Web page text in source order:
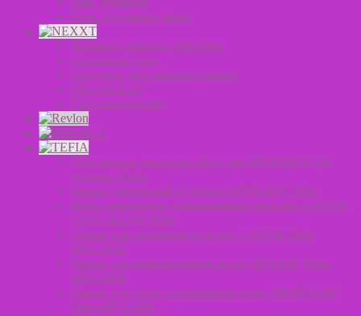
Color Depositing Mask
Пигмент прямого действия
Салонный уход
Средства для стайлинга волос
Уход NEXXT
Уход за волосами
Гель-краска для волос тон в тон MYPOINT (33
оттенка) Tefia
Краска для бровей и ресниц MYPOINT Tefia
Крем-окислитель для окрашивания волос COLOR
OXYCREAM Tefia
Линия для окрашенных волос COLOR Tefia
MYCARE
Линия для поврежденных волос REPAIR Tefia
MYCARE
Линия для сухих и вьющихся волос MOISTURE
Tefia MYCARE